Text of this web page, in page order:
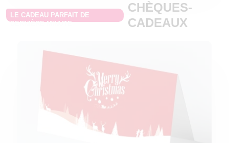
LE CADEAU PARFAIT DE
DERNIÈRE MINUTE
CHÈQUES-
CADEAUX